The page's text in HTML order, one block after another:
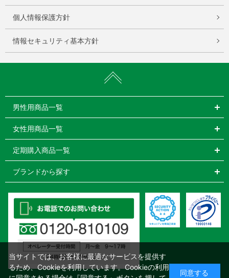
個人情報保護方針
情報セキュリティ基本方針
男性用商品一覧
女性用商品一覧
定期購入商品一覧
ブランドから探す
当サイトでは、お客様に最適なサービスを提供す
るため、Cookieを利用しています。Cookieの利用
同意する